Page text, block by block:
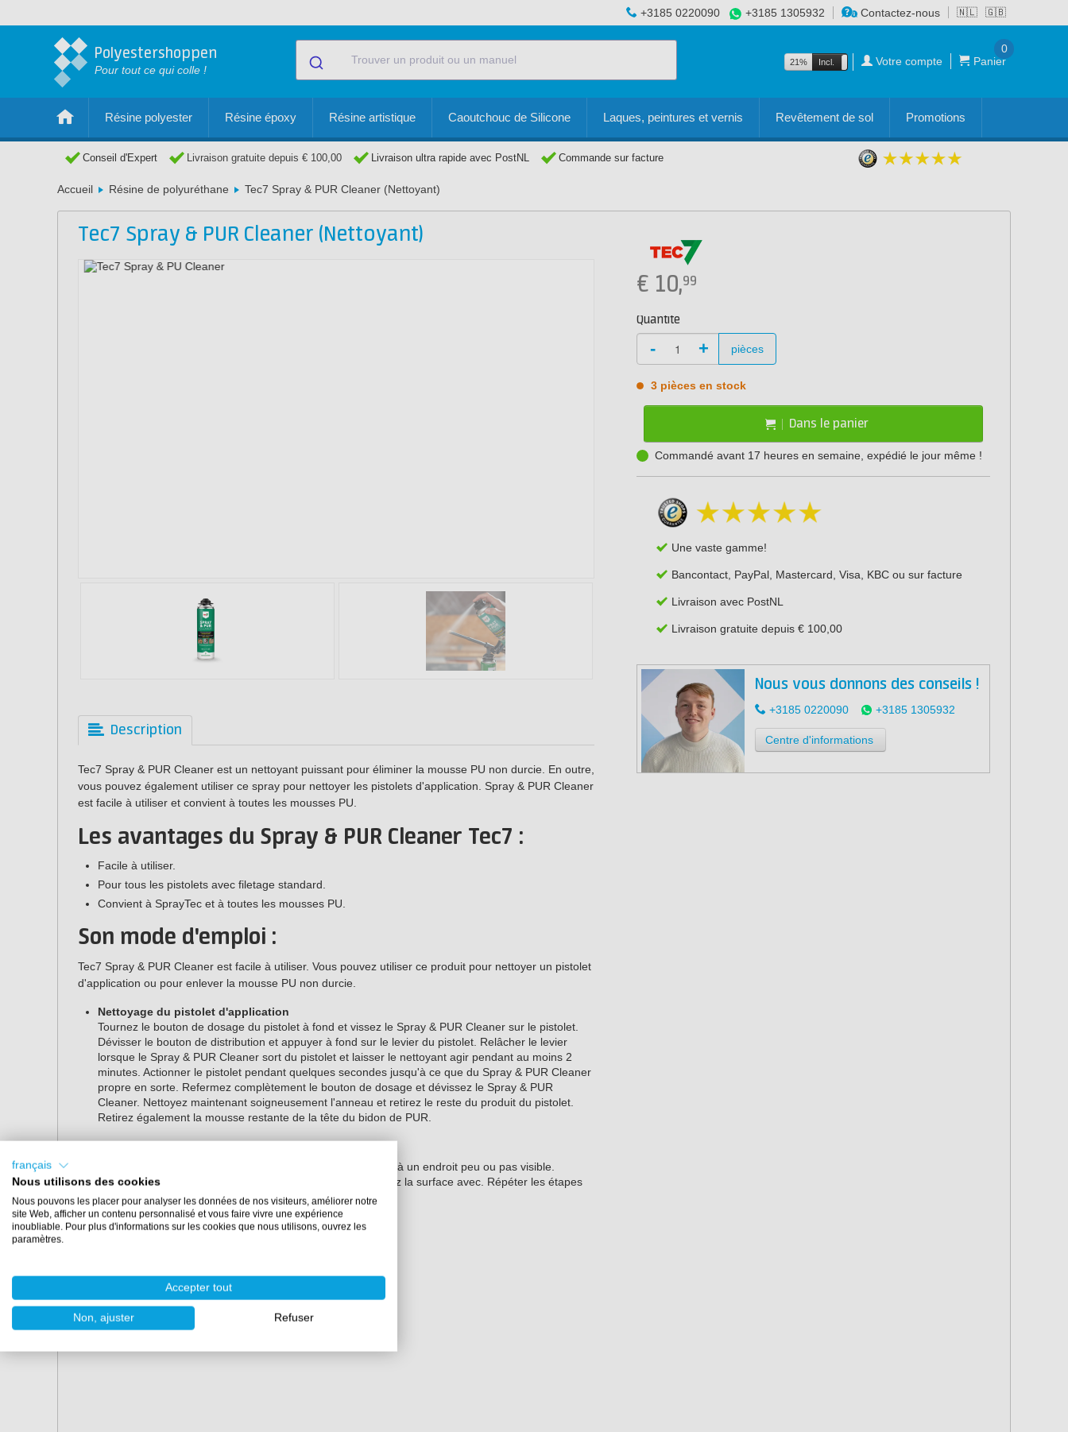
🇳🇱 🇬🇧
+3185 0220090 +3185 1305932 Contactez-nous
Polyestershoppen
Pour tout ce qui colle !
21% Incl. Excl. Votre compte Panier
0
Résine polyester Résine époxy Résine artistique Caoutchouc de Silicone Laques, peintures et vernis Revêtement de sol Promotions
Conseil d'Expert Livraison gratuite depuis € 100,00 Livraison ultra rapide avec PostNL Commande sur facture
Accueil Résine de polyuréthane Tec7 Spray & PUR Cleaner (Nettoyant)
Tec7 Spray & PUR Cleaner (Nettoyant)
Description
Tec7 Spray & PUR Cleaner est un nettoyant puissant pour éliminer la mousse PU non durcie. En outre,
vous pouvez également utiliser ce spray pour nettoyer les pistolets d'application. Spray & PUR Cleaner
est facile à utiliser et convient à toutes les mousses PU.
Les avantages du Spray & PUR Cleaner Tec7 :
Facile à utiliser.
Pour tous les pistolets avec filetage standard.
Convient à SprayTec et à toutes les mousses PU.
Son mode d'emploi :
Tec7 Spray & PUR Cleaner est facile à utiliser. Vous pouvez utiliser ce produit pour nettoyer un pistolet
d'application ou pour enlever la mousse PU non durcie.
Nettoyage du pistolet d'application
Tournez le bouton de dosage du pistolet à fond et vissez le Spray & PUR Cleaner sur le pistolet.
Dévisser le bouton de distribution et appuyer à fond sur le levier du pistolet. Relâcher le levier
lorsque le Spray & PUR Cleaner sort du pistolet et laisser le nettoyant agir pendant au moins 2
minutes. Actionner le pistolet pendant quelques secondes jusqu'à ce que du Spray & PUR Cleaner
propre en sorte. Refermez complètement le bouton de dosage et dévissez le Spray & PUR
Cleaner. Nettoyez maintenant soigneusement l'anneau et retirez le reste du produit du pistolet.
Retirez également la mousse restante de la tête du bidon de PUR.
Montez la buse fournie et testez la résistance de la surface à un endroit peu ou pas visible.
Appliquez le Spray & PUR Cleaner sur un chiffon et nettoyez la surface avec. Répéter les étapes
ci-dessus si nécessaire
Ses propriétés :
Aspect (à 20 °C) :liquide
Pression de vapeur (à 20 °C) :
Pression de vapeur (à 50 °C) :
Densité relative (à 20 °C) :
€ 10,99
Quantité
- + pièces
3 pièces en stock
Dans le panier
Commandé avant 17 heures en semaine, expédié le jour même !
Une vaste gamme!
Bancontact, PayPal, Mastercard, Visa, KBC ou sur facture
Livraison avec PostNL
Livraison gratuite depuis € 100,00
Nous vous donnons des conseils !
+3185 0220090 +3185 1305932
Centre d'informations
français
Nous utilisons des cookies
Nous pouvons les placer pour analyser les données de nos visiteurs, améliorer notre
site Web, afficher un contenu personnalisé et vous faire vivre une expérience
inoubliable. Pour plus d'informations sur les cookies que nous utilisons, ouvrez les
paramètres.
Accepter tout
Non, ajuster Refuser